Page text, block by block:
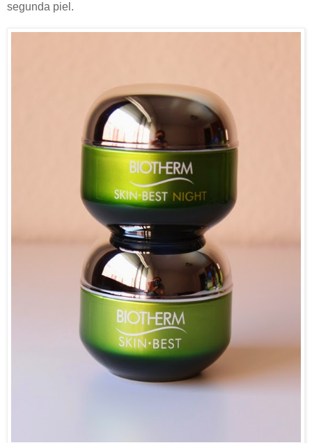
segunda piel.